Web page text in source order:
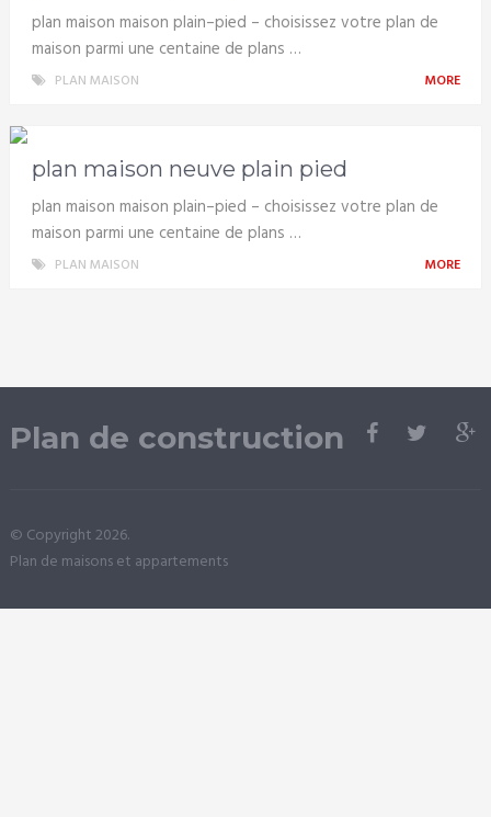
plan maison maison plain–pied – choisissez votre plan de
maison parmi une centaine de plans …
PLAN MAISON MORE
plan maison neuve plain pied
plan maison maison plain–pied – choisissez votre plan de
maison parmi une centaine de plans …
PLAN MAISON MORE
Plan de construction
© Copyright 2026.
Plan de maisons et appartements